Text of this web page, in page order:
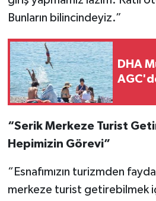
Bunların bilincindeyiz.”
DHA
“Serik Merkeze Turist
Hepimizin Görevi”
“Esnafımızın turizmden
merkeze turist getirebilmek